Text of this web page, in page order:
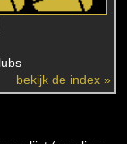
bekijk de index »